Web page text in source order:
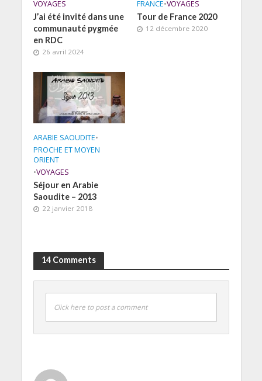
VOYAGES
J’ai été invité dans une
communauté pygmée
en RDC
26 avril 2024
FRANCE•VOYAGES
Tour de France 2020
12 décembre 2020
ARABIE SAOUDITE•
PROCHE ET MOYEN
ORIENT
•VOYAGES
Séjour en Arabie
Saoudite – 2013
22 janvier 2018
14 Comments
Click here to post a comment